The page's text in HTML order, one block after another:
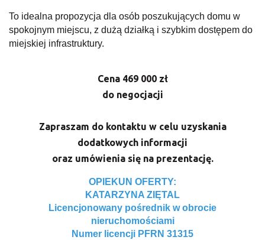
To idealna propozycja dla osób poszukujących domu w
spokojnym miejscu, z dużą działką i szybkim dostępem do
miejskiej infrastruktury.
Cena 469 000 zł
do negocjacji
Zapraszam do kontaktu w celu uzyskania
dodatkowych informacji
oraz umówienia się na prezentację.
OPIEKUN OFERTY:
KATARZYNA ZIĘTAL
Licencjonowany pośrednik w obrocie
nieruchomościami
Numer licencji PFRN 31315